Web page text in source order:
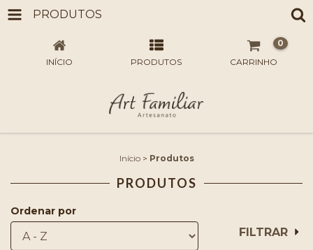
PRODUTOS
INÍCIO PRODUTOS CARRINHO
0
Início > Produtos
PRODUTOS
Ordenar por
FILTRAR